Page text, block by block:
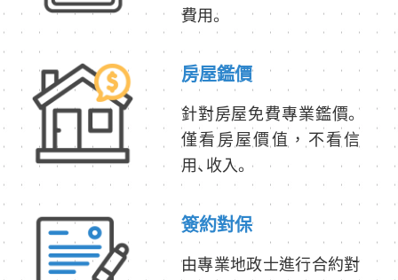
費用。
房屋鑑價
針對房屋免費專業鑑價。
僅看房屋價值，不看信
用、收入。
簽約對保
由專業地政士進行合約對